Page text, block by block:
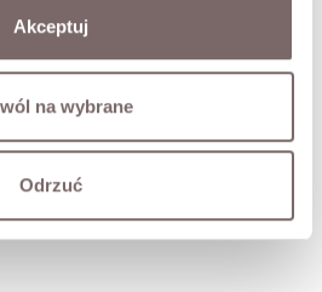
Akceptuj
na wybrane
Odrzuć
SK2510 Flared Jeans Dark Blue